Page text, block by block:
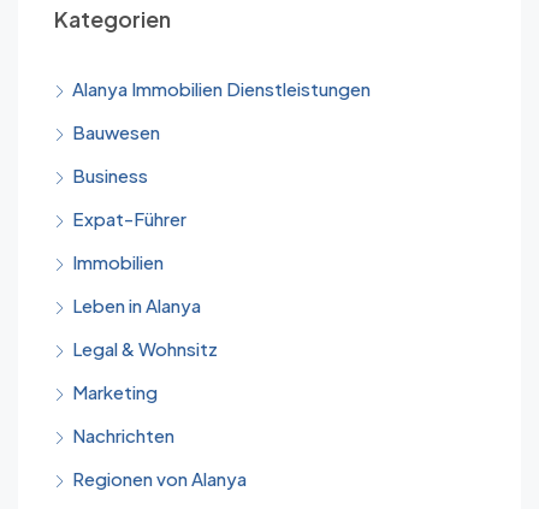
Kategorien
Alanya Immobilien Dienstleistungen
Bauwesen
Business
Expat-Führer
Immobilien
Leben in Alanya
Legal & Wohnsitz
Marketing
Nachrichten
Regionen von Alanya